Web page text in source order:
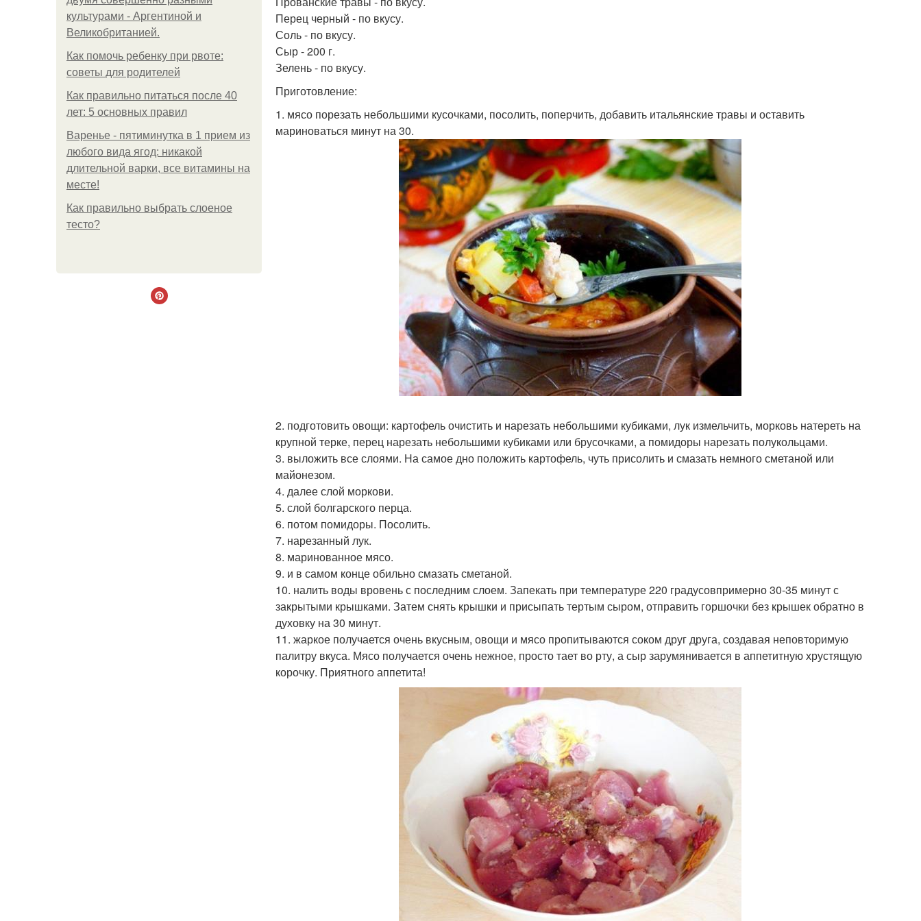
культурами - Аргентиной и
Великобританией.
Как помочь ребенку при рвоте:
советы для родителей
Как правильно питаться после 40
лет: 5 основных правил
Варенье - пятиминутка в 1 прием из
любого вида ягод: никакой
длительной варки, все витамины на
месте!
Как правильно выбрать слоеное
тесто?
Перец черный - по вкусу.
Соль - по вкусу.
Сыр - 200 г.
Зелень - по вкусу.
Приготовление:
1. мясо порезать небольшими кусочками, посолить, поперчить, добавить итальянские травы и оставить
мариноваться минут на 30.
2. подготовить овощи: картофель очистить и нарезать небольшими кубиками, лук измельчить, морковь натереть на
крупной терке, перец нарезать небольшими кубиками или брусочками, а помидоры нарезать полукольцами.
3. выложить все слоями. На самое дно положить картофель, чуть присолить и смазать немного сметаной или
майонезом.
4. далее слой моркови.
5. слой болгарского перца.
6. потом помидоры. Посолить.
7. нарезанный лук.
8. маринованное мясо.
9. и в самом конце обильно смазать сметаной.
10. налить воды вровень с последним слоем. Запекать при температуре 220 градусовпримерно 30-35 минут с
закрытыми крышками. Затем снять крышки и присыпать тертым сыром, отправить горшочки без крышек обратно в
духовку на 30 минут.
11. жаркое получается очень вкусным, овощи и мясо пропитываются соком друг друга, создавая неповторимую
палитру вкуса. Мясо получается очень нежное, просто тает во рту, а сыр зарумянивается в аппетитную хрустящую
корочку. Приятного аппетита!